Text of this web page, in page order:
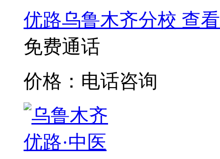
优路乌鲁木齐分校 查
免费通话
价格：电话咨询